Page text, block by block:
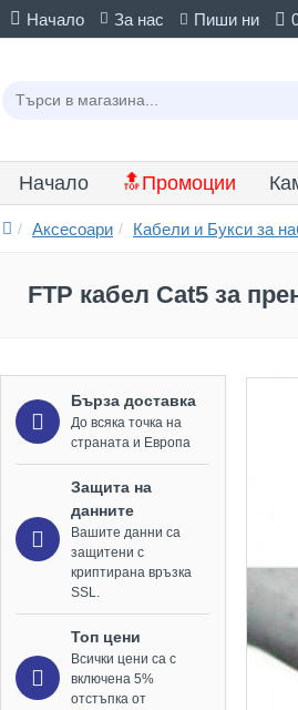
Начало За нас Пиши ни
Начало 🔝Промоции
Аксесоари Кабели и Букси за
FTP кабел Cat5 за
Бърза доставка
До всяка точка на
страната и Европа
Защита на
данните
Вашите данни са
защитени с
криптирана връзка
SSL.
Топ цени
Всички цени са с
включена 5%
отстъпка от